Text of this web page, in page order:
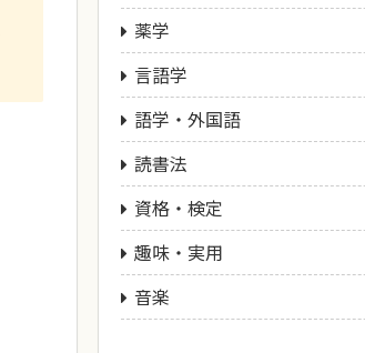
薬学
言語学
語学・外国語
読書法
資格・検定
趣味・実用
音楽